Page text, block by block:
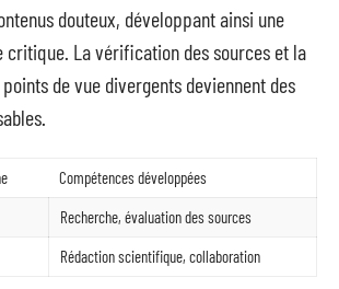
douteux, développant ainsi une
critique. La vérification des sources et la
de vue divergents deviennent des
Compétences développées
Recherche, évaluation des sources
Rédaction scientifique, collaboration